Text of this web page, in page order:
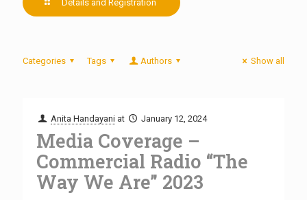
Details and Registration
Categories Tags Authors Show all
Anita Handayani at January 12, 2024
Media Coverage –
Commercial Radio “The
Way We Are” 2023